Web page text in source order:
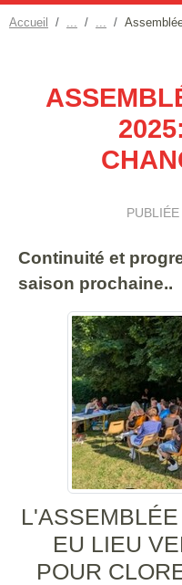
Accueil
Continuité et
saison prochaine..
EU LIEU
POUR